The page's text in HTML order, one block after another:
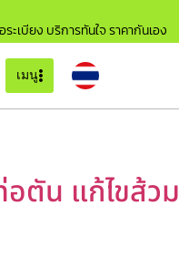
เบียง บริการทันใจ ราคากันเอง
เมนู
ตัน แก้ไขส้ว